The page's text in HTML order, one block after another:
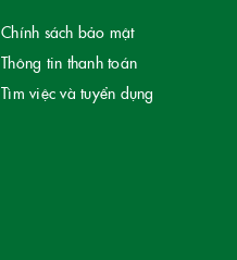
Chính sách bảo mật
Thông tin thanh toán
Tìm việc và tuyển dụng